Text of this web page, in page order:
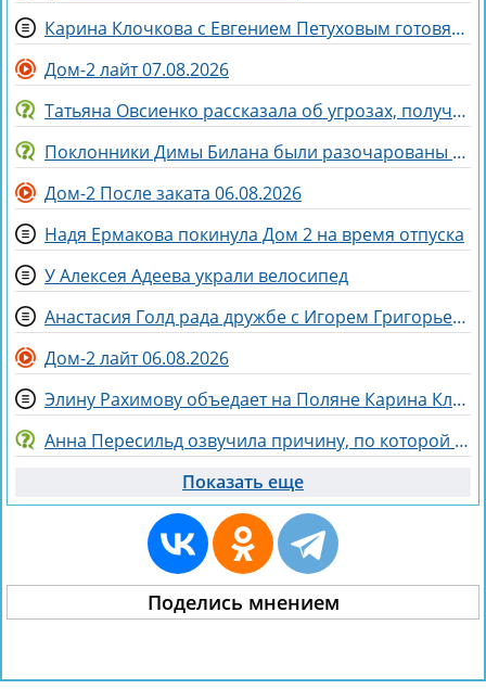
Карина Клочкова с Евгением Петуховым готовятся к «Китайским каникулам»
Дом-2 лайт 07.08.2026
Татьяна Овсиенко рассказала об угрозах, полученных мамой
Поклонники Димы Билана были разочарованы его последним концертом
Дом-2 После заката 06.08.2026
Надя Ермакова покинула Дом 2 на время отпуска
У Алексея Адеева украли велосипед
Анастасия Голд рада дружбе с Игорем Григорьевым
Дом-2 лайт 06.08.2026
Элину Рахимову объедает на Поляне Карина Клочкова
Анна Пересильд озвучила причину, по которой она выбрала курс Дарьи Мороз
Показать еще
Поделись мнением